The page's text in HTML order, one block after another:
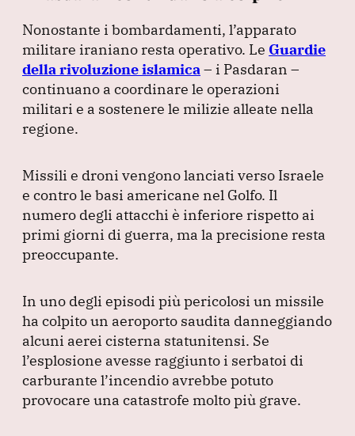
Nonostante i bombardamenti, l’apparato
militare iraniano resta operativo. Le Guardie
della rivoluzione islamica– i Pasdaran –
continuano a coordinare le operazioni
militari e a sostenere le milizie alleate nella
regione.
Missili e droni vengono lanciati verso Israele
e contro le basi americane nel Golfo. Il
numero degli attacchi è inferiore rispetto ai
primi giorni di guerra, ma la precisione resta
preoccupante.
In uno degli episodi più pericolosi un missile
ha colpito un aeroporto saudita danneggiando
alcuni aerei cisterna statunitensi. Se
l’esplosione avesse raggiunto i serbatoi di
carburante l’incendio avrebbe potuto
provocare una catastrofe molto più grave.